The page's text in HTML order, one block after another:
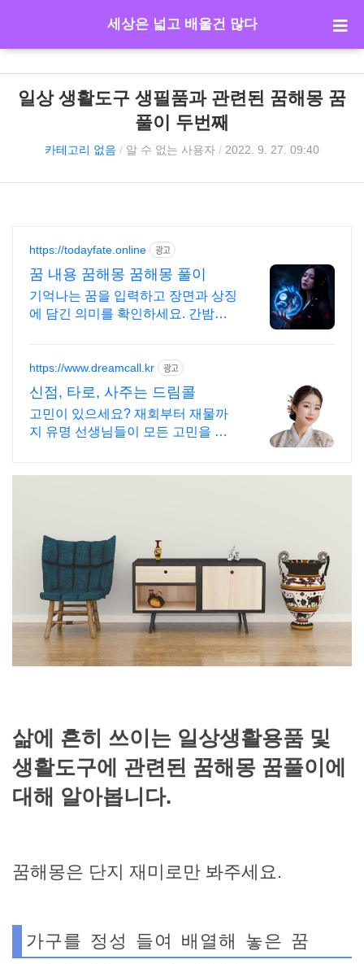
세상은 넓고 배울건 많다
일상 생활도구 생필품과 관련된 꿈해몽 꿈
풀이 두번째
카테고리 없음 / 알 수 없는 사용자 / 2022. 9. 27. 09:40
https://todayfate.online 광고
꿈 내용 꿈해몽 꿈해몽 풀이
기억나는 꿈을 입력하고 장면과 상징
에 담긴 의미를 확인하세요. 간밤의
https://www.dreamcall.kr 광고
신점, 타로, 사주는 드림콜
고민이 있으세요? 재회부터 재물까
지 유명 선생님들이 모든 고민을 해
삶에 흔히 쓰이는 일상생활용품 및
생활도구에 관련된 꿈해몽 꿈풀이에
대해 알아봅니다.
꿈해몽은 단지 재미로만 봐주세요.
가구를 정성 들여 배열해 놓은 꿈